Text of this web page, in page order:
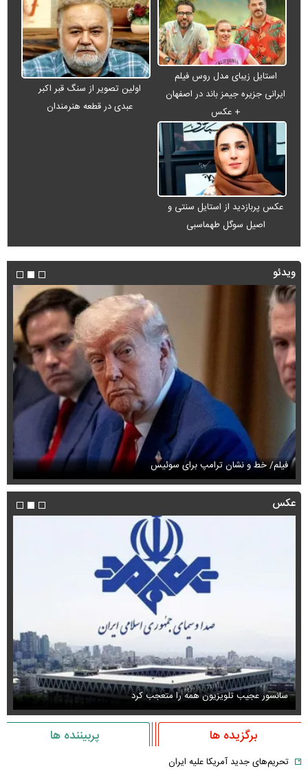
استایل زیبای مدل روس فیلم
ایرانی جزیره جیمز باند در اصفهان
+ عکس
اولین تصویر از سنگ قبر اکبر
عبدی در قطعه هنرمندان
عکس پربازدید از استایل سنتی و
اصیل سوگل طهماسبی
ویدئو
فیلم/ خط و نشان ترامپ برای سوئیس
عکس
سانسور عجیب تلویزیون همه را متعجب کرد
برگزیده ها پربیننده ها
تحریم‌های جدید آمریکا علیه ایران